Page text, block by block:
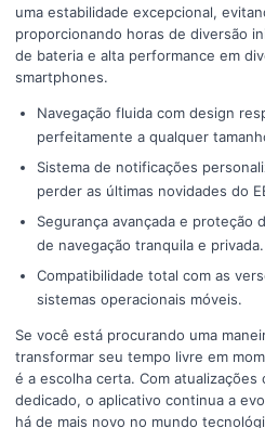
uma estabilidade excepcional,
proporcionando horas de diversão
de bateria e alta performance em
smartphones.
Navegação fluida com design
perfeitamente a qualquer
Sistema de notificações
perder as últimas novidades do
Segurança avançada e proteção
de navegação tranquila e privada.
Compatibilidade total com as
sistemas operacionais móveis.
Se você está procurando uma
transformar seu tempo livre em
é a escolha certa. Com
dedicado, o aplicativo continua a
há de mais novo no mundo